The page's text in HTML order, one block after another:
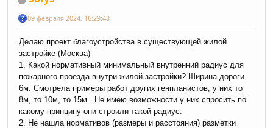
09 февраля 2024, 16:29:48
Делаю проект благоустройства в существующей жилой
застройке (Москва)
1. Какой нормативный минимальный внутренний радиус для
пожарного проезда внутри жилой застройки? Ширина дороги
6м. Смотрела примеры работ других генпланистов, у них то
8м, то 10м, то 15м. Не имею возможности у них спросить по
какому принципу они строили такой радиус.
2. Не нашла нормативов (размеры и расстояния) разметки